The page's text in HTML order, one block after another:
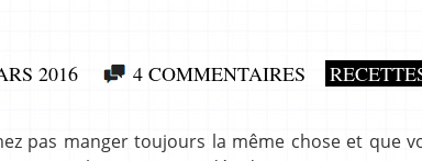
2016 4 COMMENTAIRES
pas manger toujours la même chose et que